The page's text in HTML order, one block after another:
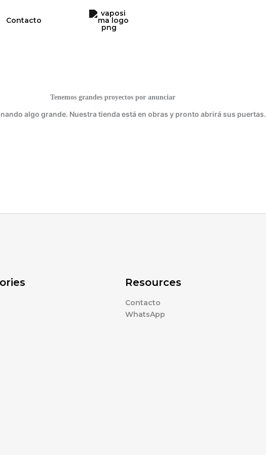
Contacto
Tenemos grandes proyectos por anunciar
algo grande. Nuestra tienda está en obras y pronto abrirá sus puertas.
Resources
Contacto
WhatsApp